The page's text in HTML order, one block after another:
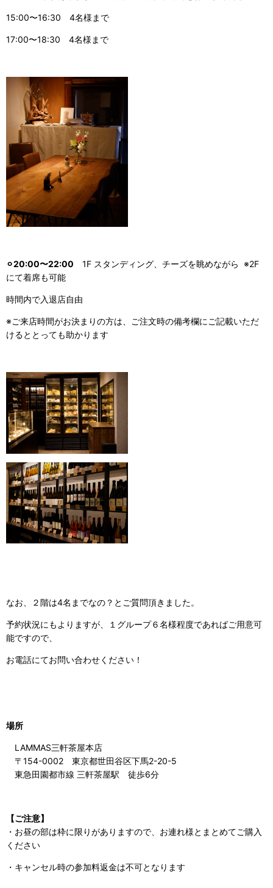
15:00〜16:30 4名様まで
17:00〜18:30 4名様まで
⚪︎20:00〜22:00 1F スタンディング、チーズを眺めながら ※2F
にて着席も可能
時間内で入退店自由
※ご来店時間がお決まりの方は、ご注文時の備考欄にご記載いただ
けるととっても助かります
なお、２階は4名までなの？とご質問頂きました。
予約状況にもよりますが、１グループ６名様程度であればご用意可
能ですので、
お電話にてお問い合わせください！
場所
LAMMAS三軒茶屋本店
〒154-0002 東京都世田谷区下馬2-20-5
東急田園都市線 三軒茶屋駅 徒歩6分
【ご注意】
・お昼の部は枠に限りがありますので、お連れ様とまとめてご購入
ください
・キャンセル時の参加料返金は不可となります